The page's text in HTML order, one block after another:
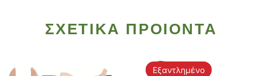
ΣΧΕΤΙΚΑ ΠΡΟΙΟΝΤΑ
Εξαντλημένο